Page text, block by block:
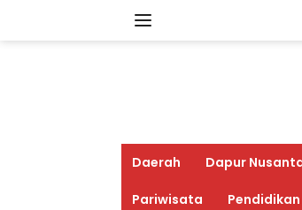
Daerah Dapur
Pariwisata Pendidikan